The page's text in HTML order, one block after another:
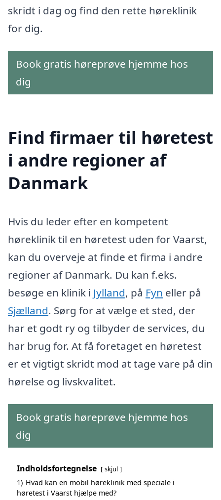
skridt i dag og find den rette høreklinik
for dig.
Book gratis høreprøve hjemme hos
dig
Find firmaer til høretest
i andre regioner af
Danmark
Hvis du leder efter en kompetent
høreklinik til en høretest uden for Vaarst,
kan du overveje at finde et firma i andre
regioner af Danmark. Du kan f.eks.
besøge en klinik i Jylland, på Fyn eller på
Sjælland. Sørg for at vælge et sted, der
har et godt ry og tilbyder de services, du
har brug for. At få foretaget en høretest
er et vigtigt skridt mod at tage vare på din
hørelse og livskvalitet.
Book gratis høreprøve hjemme hos
dig
Indholdsfortegnelse skjul
1) Hvad kan en mobil høreklinik med speciale i
høretest i Vaarst hjælpe med?